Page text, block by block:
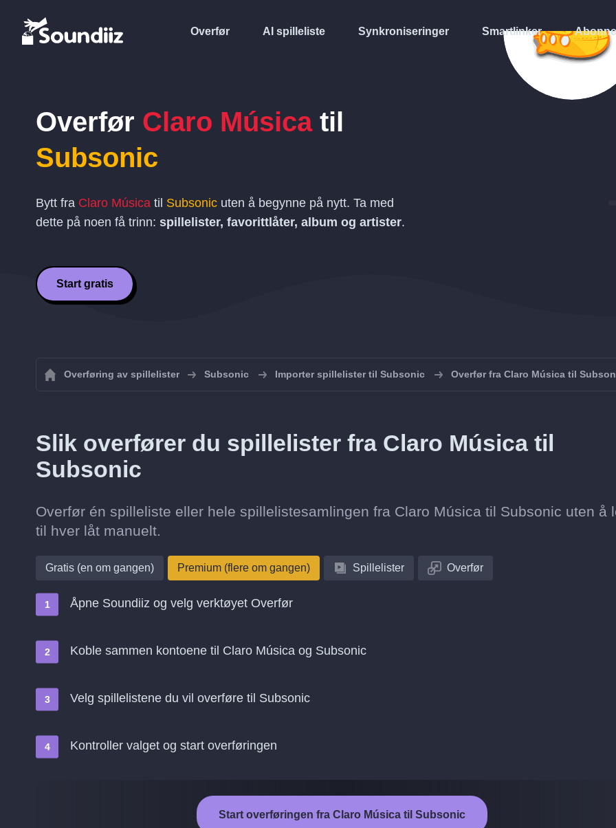
Overfør AI spilleliste Synkroniseringer Smartlinker
Overfør Claro Músicatil
Subsonic
Bytt fra Claro Música til Subsonic uten å begynne på nytt. Ta med
dette på noen få trinn: spillelister, favorittlåter, album og artister.
Start gratis
Overføring av spillelister Subsonic Importer spillelister til Subsonic Overfør fra Claro Música til
Slik overfører du spillelister fra Claro Música til
Subsonic
Overfør én spilleliste eller hele spillelistesamlingen fra Claro Música til Subsonic uten å
til hver låt manuelt.
Gratis (en om gangen) Premium (flere om gangen) Spillelister Overfør
Åpne Soundiiz og velg verktøyet Overfør
Koble sammen kontoene til Claro Música og Subsonic
Velg spillelistene du vil overføre til Subsonic
Kontroller valget og start overføringen
Start overføringen fra Claro Música til Subsonic